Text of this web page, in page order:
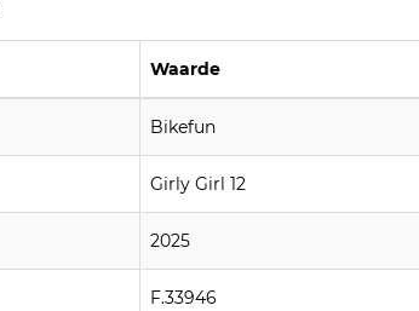
Waarde
Bikefun
Girly Girl 12
2025
F.33946